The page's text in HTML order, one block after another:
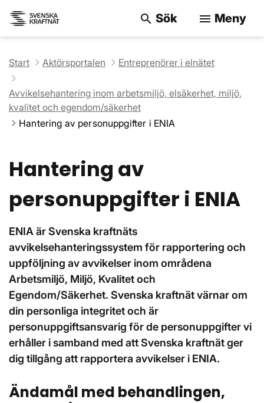
search Sök menu Meny
Start Aktörsportalen Entreprenörer i elnätet
Avvikelsehantering inom arbetsmiljö, elsäkerhet, miljö,
kvalitet och egendom/säkerhet
Hantering av personuppgifter i ENIA
Hantering av
personuppgifter i ENIA
ENIA är Svenska kraftnäts
avvikelsehanteringssystem för rapportering och
uppföljning av avvikelser inom områdena
Arbetsmiljö, Miljö, Kvalitet och
Egendom/Säkerhet. Svenska kraftnät värnar om
din personliga integritet och är
personuppgiftsansvarig för de personuppgifter vi
erhåller i samband med att Svenska kraftnät ger
dig tillgång att rapportera avvikelser i ENIA.
Ändamål med behandlingen,